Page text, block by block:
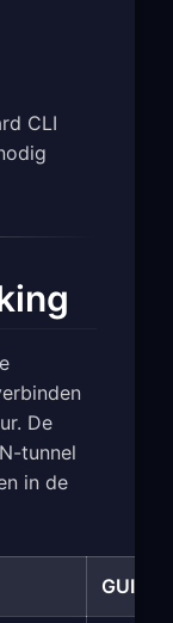
CLI
De
tunnel
in de
GUI